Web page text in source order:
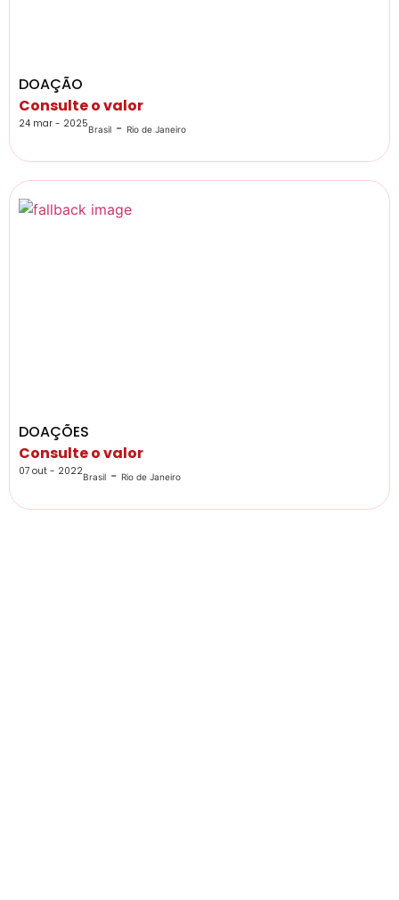
DOAÇÃO
Consulte o valor
24 mar - 2025Brasil - Rio de Janeiro
DOAÇÕES
Consulte o valor
07 out - 2022Brasil - Rio de Janeiro